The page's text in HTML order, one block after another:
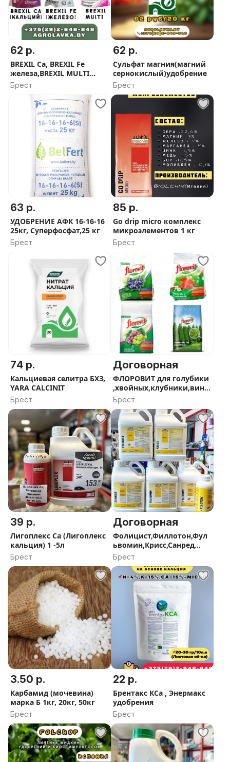
62 р.
BREXIL Ca, BREXIL Fe
железа,BREXIL MULTI
(микроэлементы)
Брест
62 р.
Сульфат магния(магний
сернокислый)удобрение
Брест
63 р.
УДОБРЕНИЕ АФК 16-16-16
25кг, Суперфосфат,25 кг
Брест
85 р.
Go drip micro комплекс
микроэлементов 1 кг
Брест
74 р.
Кальциевая селитра БХЗ,
YARA CALCINIT
Брест
Договорная
ФЛОРОВИТ для голубики
,хвойных,клубники,вино
града 1,3,5,10кг
Брест
39 р.
Лигоплекс Ca (Лигоплекс
кальция) 1 -5л
Брест
Договорная
Фолицист,Филлотон,Фул
ьвомин,Крисс,Санред
стимуляторы BIOLCHIM
Брест
3.50 р.
Карбамид (мочевина)
марка Б 1кг, 20кг, 50кг
Брест
22 р.
Брентакс КСа , Энермакс
удобрения
Брест